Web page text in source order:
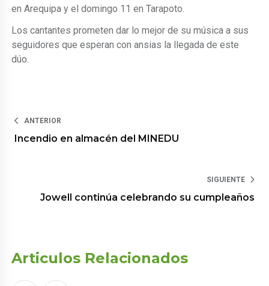
en Arequipa y el domingo 11 en Tarapoto.
Los cantantes prometen dar lo mejor de su música a sus
seguidores que esperan con ansias la llegada de este
dúo.
ANTERIOR
Incendio en almacén del MINEDU
SIGUIENTE
Jowell continúa celebrando su cumpleaños
Articulos Relacionados